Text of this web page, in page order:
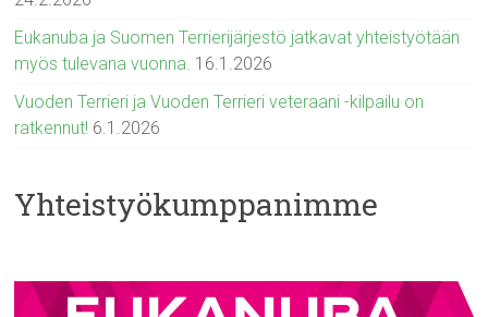
Eukanuba ja Suomen Terrierijärjestö jatkavat yhteistyötään
myös tulevana vuonna. 16.1.2026
Vuoden Terrieri ja Vuoden Terrieri veteraani -kilpailu on
ratkennut! 6.1.2026
Yhteistyökumppanimme